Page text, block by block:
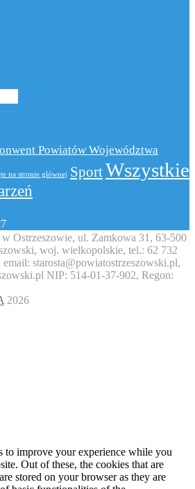
Powiatów Województwa
na stronie głównej SportWszystkie
Ostrzeszowie, ul. Zamkowa 31, 63-500
woj. wielkopolskie, tel.: 62 732
starosta@powiatostrzeszowski.pl,
NIP: 514-01-37-902, Regon:
2026
to improve your experience while you
Out of these, the cookies that are
stored on your browser as they are